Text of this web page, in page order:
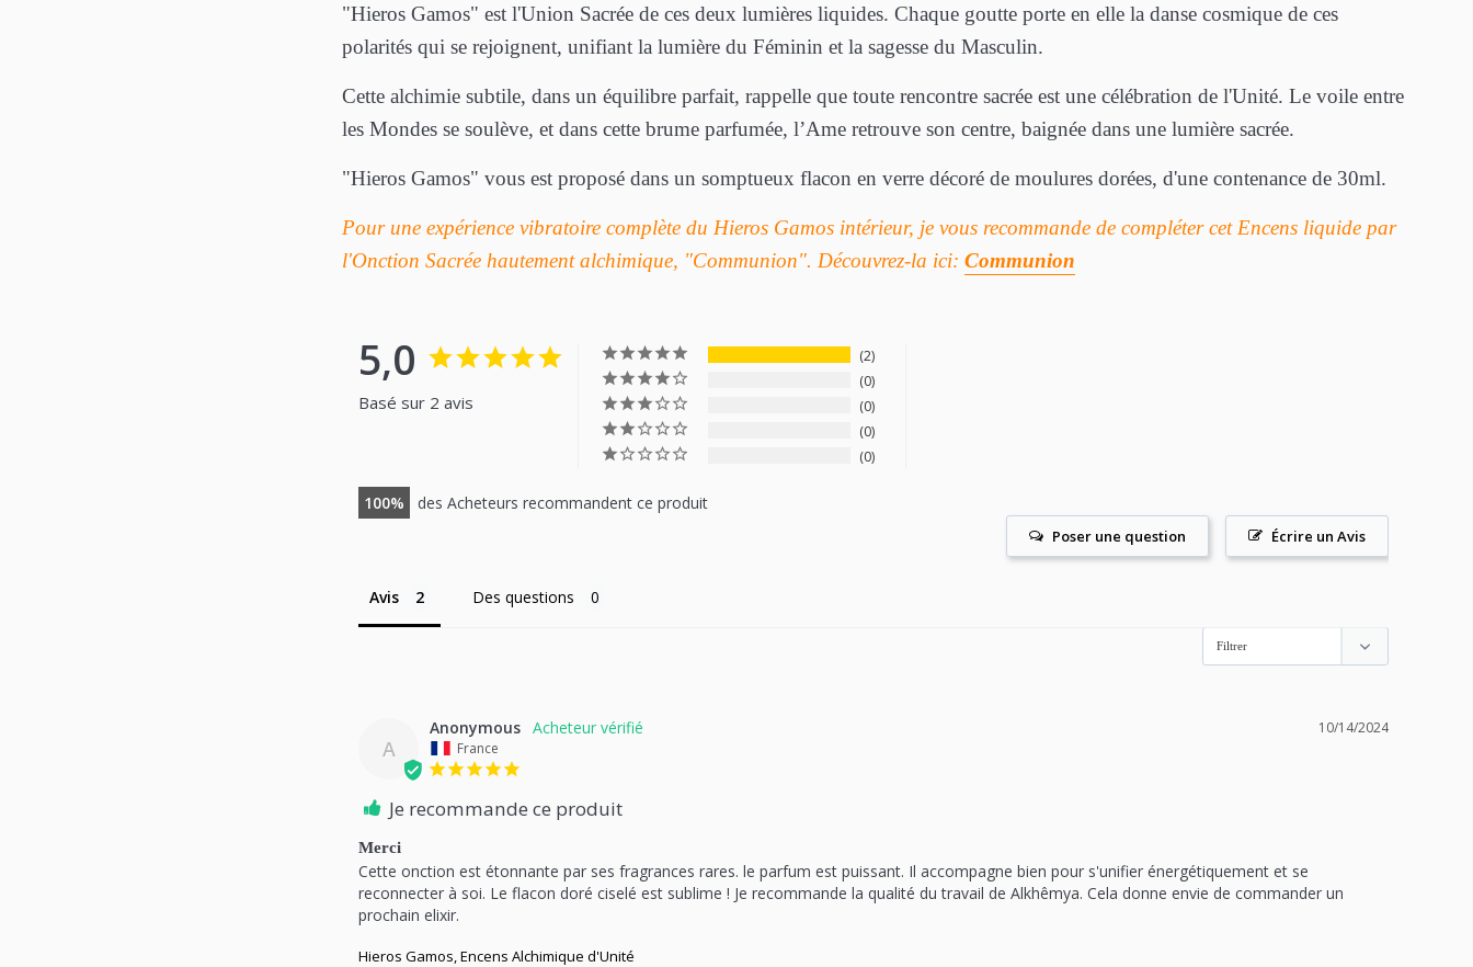
"Hieros Gamos" est l'Union Sacrée de ces deux lumières liquides. Chaque goutte porte en elle la danse cosmique de ces
polarités qui se rejoignent, unifiant la lumière du Féminin et la sagesse du Masculin.
Cette alchimie subtile, dans un équilibre parfait, rappelle que toute rencontre sacrée est une célébration de l'Unité. Le voile entre
les Mondes se soulève, et dans cette brume parfumée, l’Ame retrouve son centre, baignée dans une lumière sacrée.
"Hieros Gamos" vous est proposé dans un somptueux flacon en verre décoré de moulures dorées, d'une contenance de 30ml.
Pour une expérience vibratoire complète du Hieros Gamos intérieur, je vous recommande de compléter cet Encens liquide par
l'Onction Sacrée hautement alchimique, "Communion". Découvrez-la ici: Communion
5,0
Basé sur 2 avis
2
0
0
0
0
100 des Acheteurs recommandent ce produit
Écrire un Avis
Poser une question
Avis Des questions
A
10/14/2024
Anonymous
France
Je recommande ce produit
Merci
Cette onction est étonnante par ses fragrances rares. le parfum est puissant. Il accompagne bien pour s'unifier énergétiquement et se
reconnecter à soi. Le flacon doré ciselé est sublime ! Je recommande la qualité du travail de Alkhêmya. Cela donne envie de commander un
prochain elixir.
Hieros Gamos, Encens Alchimique d'Unité